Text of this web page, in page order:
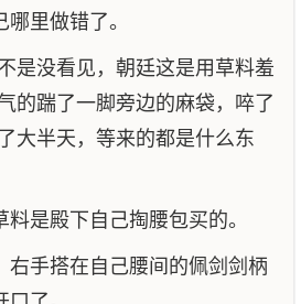
里做错了。
是没看见，朝廷这是用草料羞
的踹了一脚旁边的麻袋，啐了
大半天，等来的都是什么东
是殿下自己掏腰包买的。
右手搭在自己腰间的佩剑剑柄